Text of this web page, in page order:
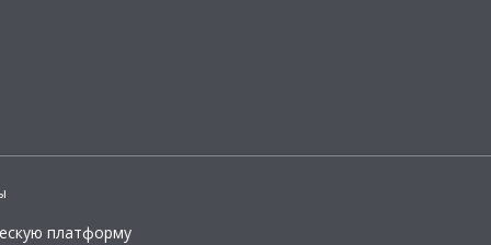
платформу